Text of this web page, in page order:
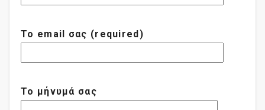
Το email σας (required)
Το μήνυμά σας